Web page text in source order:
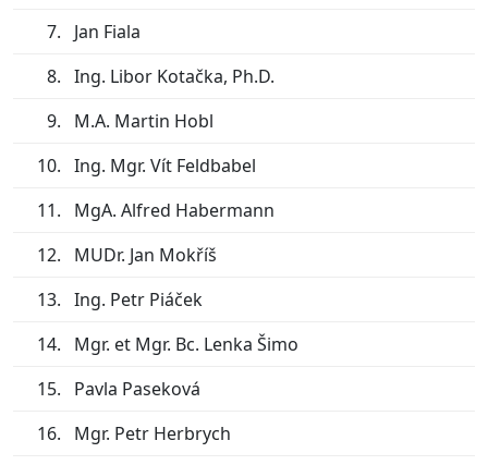
Jan Fiala
Ing. Libor Kotačka, Ph.D.
M.A. Martin Hobl
Ing. Mgr. Vít Feldbabel
MgA. Alfred Habermann
MUDr. Jan Mokříš
Ing. Petr Piáček
Mgr. et Mgr. Bc. Lenka Šimo
Pavla Paseková
Mgr. Petr Herbrych